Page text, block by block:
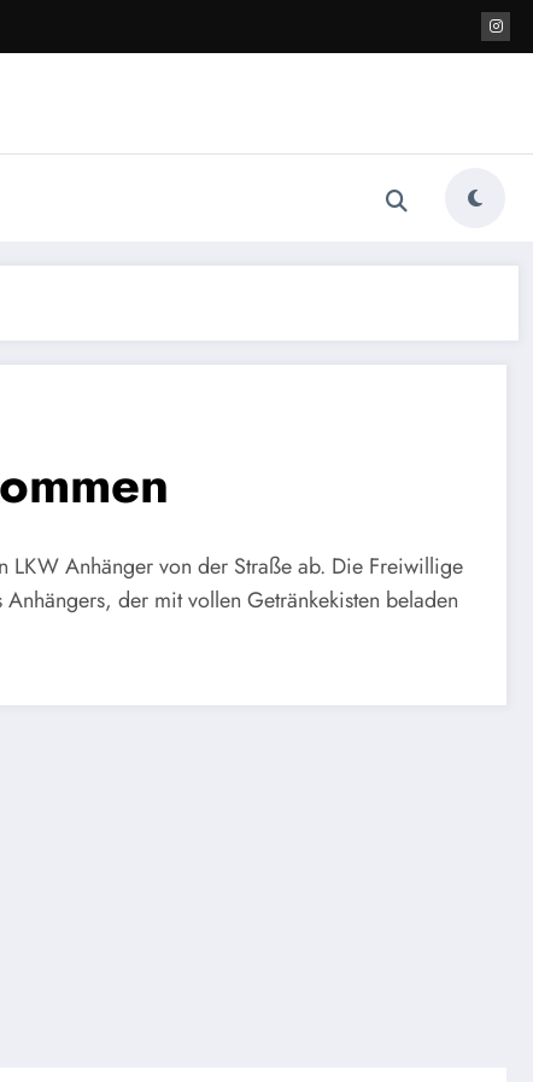
LKW Anhänger von der Straße ab. Die Freiwillige
der mit vollen Getränkekisten beladen